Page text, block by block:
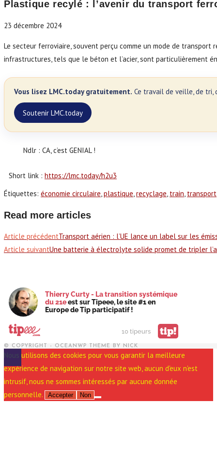
Plastique recylé : l’avenir du transport
23 décembre 2024
Le secteur ferroviaire, souvent perçu comme un mode de transport
infrastructures, tels que le béton et l’acier, sont particulièrement
Vous lisez LMC.today gratuitement. Ce travail de veille, de tri,
Soutenir LMC.today
Ndlr : CA, c’est GENIAL !
Short link : https://lmc.today/h2u3
Étiquettes: économie circulaire, plastique, recyclage, train, transport
Read more articles
Article précédentTransport aérien : l’UE lance un label sur les
Article suivantUne batterie à électrolyte solide promet de tripler
Thierry Curty - La transition systémique
du 21eest sur Tipeee, le site #1 en
Europe de Tip participatif !
10 tipeurs tip!
© COPYRIGHT - OCEANWP THEME BY NICK
Nous utilisons des cookies pour vous garantir la meilleure
expérience de navigation sur notre site web, aucun d'eux n'est
intrusif, nous ne sommes intéressés par aucune donnée
personnelle.
Accepter Non